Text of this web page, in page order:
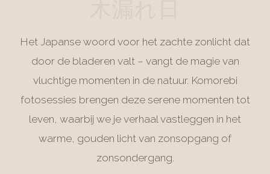
Het Japanse woord voor het zachte zonlicht dat
door de bladeren valt – vangt de magie van
vluchtige momenten in de natuur. Komorebi
fotosessies brengen deze serene momenten tot
leven, waarbij we je verhaal vastleggen in het
warme, gouden licht van zonsopgang of
zonsondergang.